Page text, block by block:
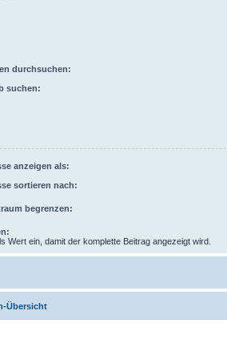
durchsuchen:
suchen:
anzeigen als:
sortieren nach:
begrenzen:
Wert ein, damit der komplette Beitrag angezeigt wird.
Übersicht